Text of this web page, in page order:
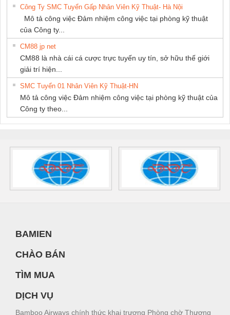
Công Ty SMC Tuyển Gấp Nhân Viên Kỹ Thuật- Hà Nội
Mô tả công việc Đảm nhiệm công việc tại phòng kỹ thuật
của Công ty...
CM88 jp net
CM88 là nhà cái cá cược trực tuyến uy tín, sở hữu thế giới
giải trí hiện...
SMC Tuyển 01 Nhân Viên Kỹ Thuật-HN
Mô tả công việc Đảm nhiệm công việc tại phòng kỹ thuật của
Công ty theo...
BAMIEN
CHÀO BÁN
TÌM MUA
DỊCH VỤ
Bamboo Airways chính thức khai trương Phòng chờ Thương